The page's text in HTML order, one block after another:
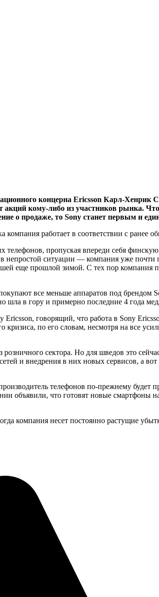
концерна Ericsson Карл-Хенрик
кому-либо из участников рынка.
о продаже, то Sony станет первым и
работает в соответствии c ранее
пропуская впереди себя
непростой ситуации — компания уже почти
еще прошлой зимой. С тех пор компания
все меньше аппаратов под
в гору и примерно последние 4 года
говорящий, что работа в Sony
по его словам, несмотря на все
сектора. Но для шведов это
и внедрения в них новых сервисов, а
телефонов по-прежнему будет
объявили, что готовят новые смартфоны
компания несет постоянно растущие